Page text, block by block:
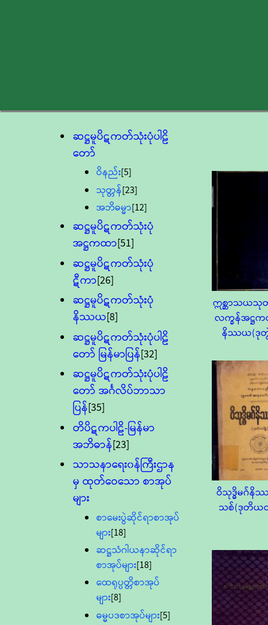
ဆဋ္ဌမူပိဋကတ်သုံးပုံပါဠိ
တော်
ဝိနည်း[5]
သုတ္တန်[23]
အဘိဓမ္မာ[12]
ဆဋ္ဌမူပိဋကတ်သုံးပုံ
အဋ္ဌကထာ[51]
ဆဋ္ဌမူပိဋကတ်သုံးပုံ
ဋီကာ[26]
ဆဋ္ဌမူပိဋကတ်သုံးပုံ
နိဿယ[8]
ဆဋ္ဌမူပိဋကတ်သုံးပုံပါဠိ
တော် မြန်မာပြန်[32]
ဆဋ္ဌမူပိဋကတ်သုံးပုံပါဠိ
တော် အင်္ဂလိပ်ဘာသာ
ပြန်[35]
တိပိဋကပါဠိ-မြန်မာ
အဘိဓာန်[23]
သာသနာရေး၀န်ကြီးဌာန
မှ ထုတ်ဝေသော စာအုပ်
များ
စာမေးပွဲဆိုင်ရာစာအုပ်
များ[18]
ဆဋ္ဌသံဂါယနာဆိုင်ရာ
စာအုပ်များ[18]
ထေရုပ္ပတ္တိစာအုပ်
များ[8]
ဓမ္မပဒစာအုပ်များ[5]
ဣစ္ဆာသယ
လက္ခန်အဋ္ဌ
နိဿယ(ဒု
ဝိသုဒ္ဓိမဂ်
သစ်(ဒုတိယ